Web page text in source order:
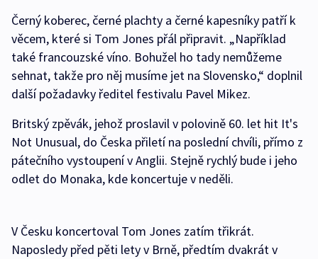
Černý koberec, černé plachty a černé kapesníky patří k
věcem, které si Tom Jones přál připravit. „Například
také francouzské víno. Bohužel ho tady nemůžeme
sehnat, takže pro něj musíme jet na Slovensko,“ doplnil
další požadavky ředitel festivalu Pavel Mikez.
Britský zpěvák, jehož proslavil v polovině 60. let hit It's
Not Unusual, do Česka přiletí na poslední chvíli, přímo z
pátečního vystoupení v Anglii. Stejně rychlý bude i jeho
odlet do Monaka, kde koncertuje v neděli.
V Česku koncertoval Tom Jones zatím třikrát.
Naposledy před pěti lety v Brně, předtím dvakrát v